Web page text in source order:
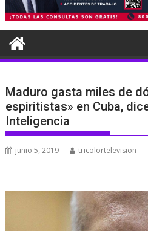
Maduro gasta miles de
espiritistas» en Cuba,
Inteligencia
junio 5, 2019 tricolortelevision